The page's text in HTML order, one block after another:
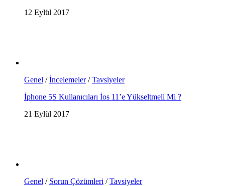
12 Eylül 2017
Genel /İncelemeler/Tavsiyeler
İphone 5S Kullanıcıları İos 11’e Yükseltmeli Mi ?
21 Eylül 2017
Genel / Sorun Çözümleri /Tavsiyeler